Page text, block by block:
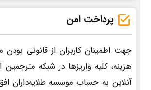
پرداخت امن
جهت اطمینان کاربران از قانونی
هزینه، کلیه واریزها در شبکه
آنلاین به حساب موسسه طلایه‌داران